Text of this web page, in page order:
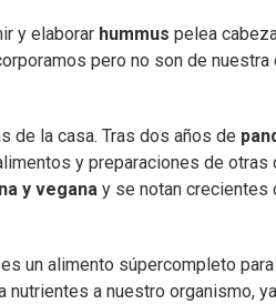
y elaborar hummus pelea
pero no son de
de la casa. Tras dos años de
y preparaciones de
y vegana y se notan crecientes
es un alimento súpercompleto
nutrientes a nuestro organismo,